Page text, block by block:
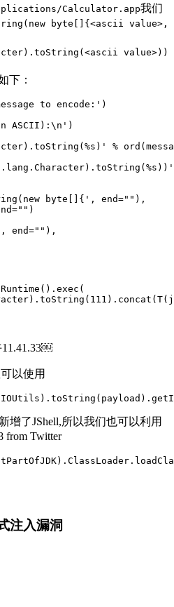
Calculator.app我们
byte[]{<ascii value>,
value>))
下：
to encode:')
ASCII):\n')
%
byte[]{', end=""),
end=""),
￼
以使用
增了JShell,所以我们也可以利用
from Twitter
注入漏洞